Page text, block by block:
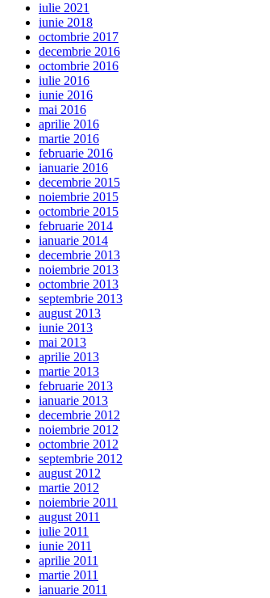
iulie 2021
iunie 2018
octombrie 2017
decembrie 2016
octombrie 2016
iulie 2016
iunie 2016
mai 2016
aprilie 2016
martie 2016
februarie 2016
ianuarie 2016
decembrie 2015
noiembrie 2015
octombrie 2015
februarie 2014
ianuarie 2014
decembrie 2013
noiembrie 2013
octombrie 2013
septembrie 2013
august 2013
iunie 2013
mai 2013
aprilie 2013
martie 2013
februarie 2013
ianuarie 2013
decembrie 2012
noiembrie 2012
octombrie 2012
septembrie 2012
august 2012
martie 2012
noiembrie 2011
august 2011
iulie 2011
iunie 2011
aprilie 2011
martie 2011
ianuarie 2011